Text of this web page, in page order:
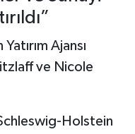
Ajansı
ve Nicole
Holstein